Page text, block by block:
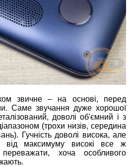
звичне – на основі, перед
Саме звучання дуже хорошої
доволі об'ємний і з
(трохи низів, середина
Гучність доволі висока, але
максимуму високі все ж
хоча особливого